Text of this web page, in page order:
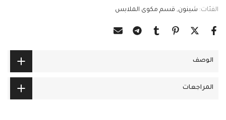
الفئات: شينون قسم مكوى الملابس
الوصف
المراجعات